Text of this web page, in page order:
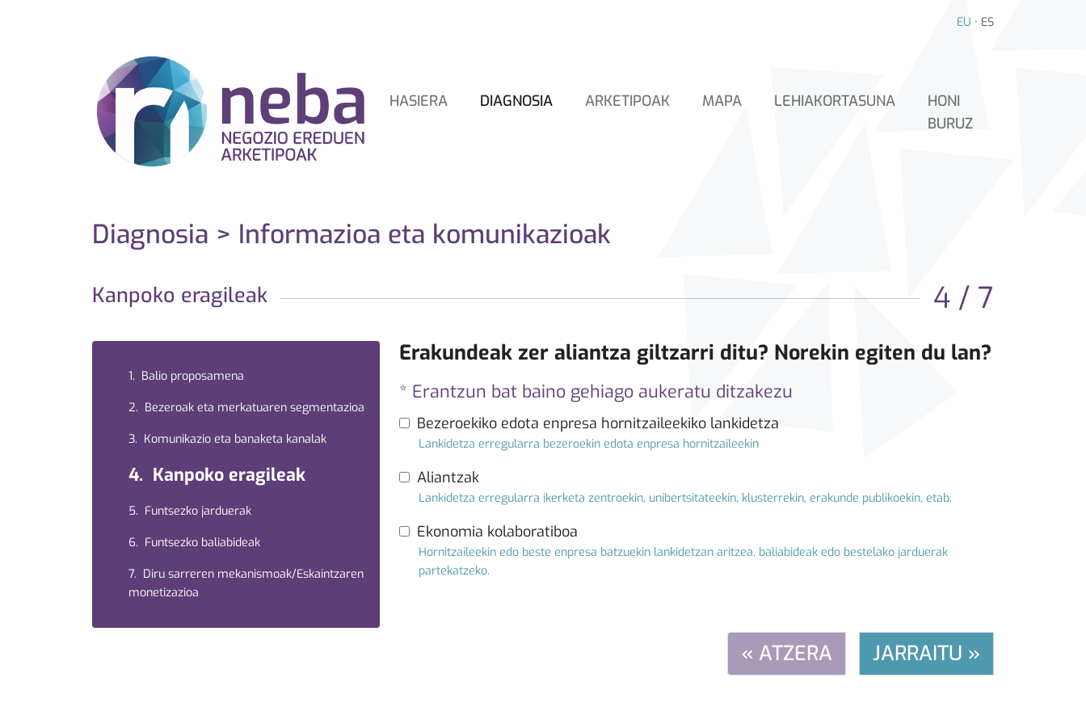
EU · ES
HASIERA DIAGNOSIA ARKETIPOAK MAPA LEHIAKORTASUNA
HONI
BURUZ
Diagnosia > Informazioa eta komunikazioak
Kanpoko eragileak 4 / 7
1. Balio proposamena
2. Bezeroak eta merkatuaren segmentazioa
3. Komunikazio eta banaketa kanalak
4. Kanpoko eragileak
5. Funtsezko jarduerak
6. Funtsezko baliabideak
7. Diru sarreren mekanismoak/Eskaintzaren
monetizazioa
Erakundeak zer aliantza giltzarri ditu? Norekin egiten du lan?
* Erantzun bat baino gehiago aukeratu ditzakezu
Bezeroekiko edota enpresa hornitzaileekiko lankidetza
Lankidetza erregularra bezeroekin edota enpresa hornitzaileekin
Aliantzak
Lankidetza erregularra ikerketa zentroekin, unibertsitateekin, klusterrekin, erakunde publikoekin, etab.
Ekonomia kolaboratiboa
Hornitzaileekin edo beste enpresa batzuekin lankidetzan aritzea, baliabideak edo bestelako jarduerak
partekatzeko.
« ATZERA JARRAITU »